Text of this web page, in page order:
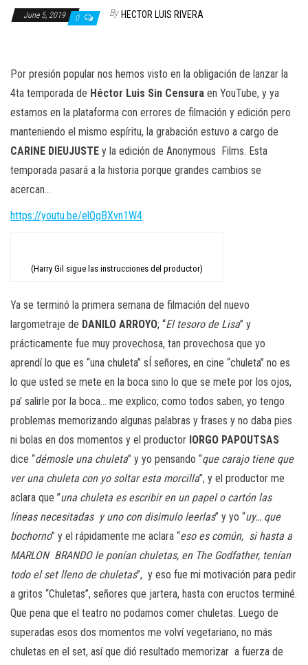
June 5, 2019 0 By HECTOR LUIS RIVERA
Por presión popular nos hemos visto en la obligación de lanzar la
4ta temporada de Héctor Luis Sin Censura en YouTube, y ya
estamos en la plataforma con errores de filmación y edición pero
manteniendo el mismo espíritu, la grabación estuvo a cargo de
CARINE DIEUJUSTE y la edición de Anonymous Films. Esta
temporada pasará a la historia porque grandes cambios se
acercan…
https://youtu.be/elQqBXvn1W4
(Harry Gil sigue las instrucciones del productor)
Ya se terminó la primera semana de filmación del nuevo
largometraje de DANILO ARROYO; “El tesoro de Lisa” y
prácticamente fue muy provechosa, tan provechosa que yo
aprendí lo que es “una chuleta” sÍ señores, en cine “chuleta” no es
lo que usted se mete en la boca sino lo que se mete por los ojos,
pa’ salirle por la boca… me explico; como todos saben, yo tengo
problemas memorizando algunas palabras y frases y no daba pies
ni bolas en dos momentos y el productor IORGO PAPOUTSAS
dice “démosle una chuleta” y yo pensando “que carajo tiene que
ver una chuleta con yo soltar esta morcilla”, y el productor me
aclara que ”una chuleta es escribir en un papel o cartón las
líneas necesitadas y uno con disimulo leerlas” y yo “uy… que
bochorno” y el rápidamente me aclara “eso es común, si hasta a
MARLON BRANDO le ponían chuletas, en The Godfather, tenían
todo el set lleno de chuletas”, y eso fue mi motivación para pedir
a gritos “Chuletas”, señores que jartera, hasta con eructos terminé.
Que pena que el teatro no podamos comer chuletas. Luego de
superadas esos dos momentos me volví vegetariano, no más
chuletas en el set, así que dió resultado memorizar a fuerza de